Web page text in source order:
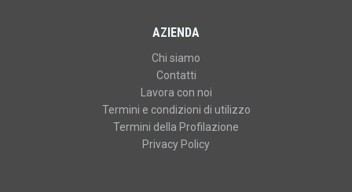
AZIENDA
Chi siamo
Contatti
Lavora con noi
Termini e condizioni di utilizzo
Termini della Profilazione
Privacy Policy